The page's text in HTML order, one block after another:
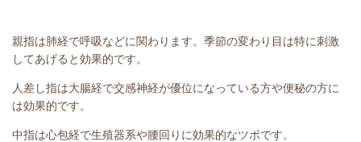
親指は肺経で呼吸などに関わります。季節の変わり目は特に刺激
してあげると効果的です。
人差し指は大腸経で交感神経が優位になっている方や便秘の方に
は効果的です。
中指は心包経で生殖器系や腰回りに効果的なツボです。